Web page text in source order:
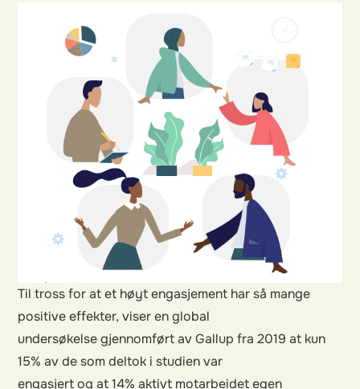
Til tross for at et høyt engasjement har så mange
positive effekter, viser en global
undersøkelse gjennomført av Gallup fra 2019 at kun
15% av de som deltok i studien var
engasjert og at 14% aktivt motarbeidet egen